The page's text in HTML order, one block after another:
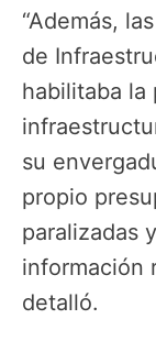
“Además,
de
habilitaba la
su
propio
paralizadas
información
detalló.